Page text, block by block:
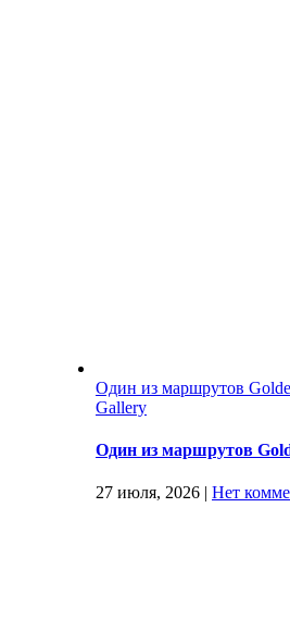
Один из маршрутов
Gallery
Один из маршрутов
27 июля, 2026 | Нет